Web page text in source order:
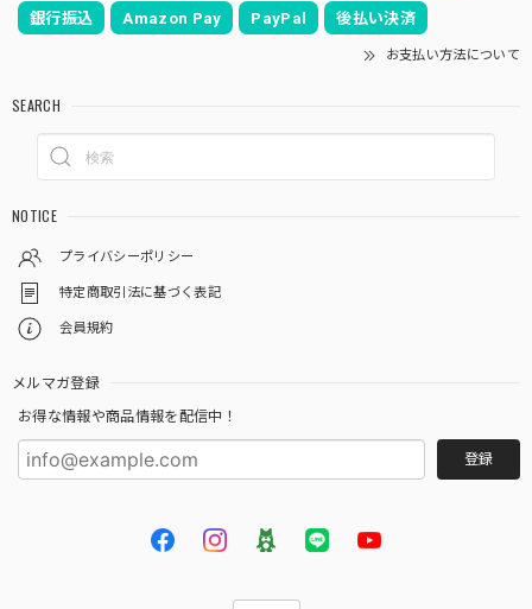
て、大変嬉しく思います。ありがとうございま
す。 小さめの印象ですが、厚みもあるので、長
めのチェーンとも合うTOPです。末永くお楽し
丁寧な梱包 迅速な発送 素敵なショップです
ませ！
LAGOON ORIGINAL イニシャルネックレス
銀行振込 Amazon Pay PayPal 後払い決済
お支払い方法について
SEARCH
NOTICE
プライバシーポリシー
特定商取引法に基づく表記
会員規約
メルマガ登録
お得な情報や商品情報を配信中！
登録